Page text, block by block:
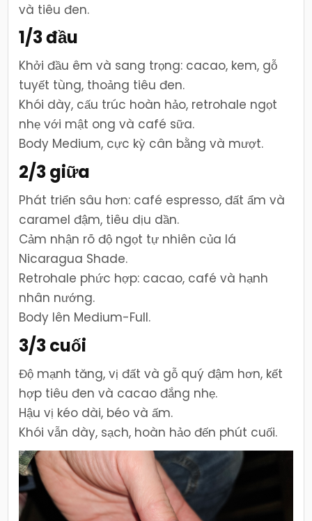
và tiêu đen.
1/3 đầu
Khởi đầu êm và sang trọng: cacao, kem, gỗ
tuyết tùng, thoảng tiêu đen.
Khói dày, cấu trúc hoàn hảo, retrohale ngọt
nhẹ với mật ong và café sữa.
Body Medium, cực kỳ cân bằng và mượt.
2/3 giữa
Phát triển sâu hơn: café espresso, đất ẩm và
caramel đậm, tiêu dịu dần.
Cảm nhận rõ độ ngọt tự nhiên của lá
Nicaragua Shade.
Retrohale phức hợp: cacao, café và hạnh
nhân nướng.
Body lên Medium-Full.
3/3 cuối
Độ mạnh tăng, vị đất và gỗ quý đậm hơn, kết
hợp tiêu đen và cacao đắng nhẹ.
Hậu vị kéo dài, béo và ấm.
Khói vẫn dày, sạch, hoàn hảo đến phút cuối.